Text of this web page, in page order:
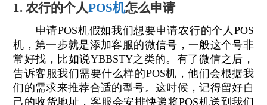
1. 农行的个人POS机怎么申请
申请POS机假如我们想要申请农行的个人POS
机，第一步就是添加客服的微信号，一般这个号非
常好找，比如说YBBSTY之类的。有了微信之后，
告诉客服我们需要什么样的POS机，他们会根据我
们的需求来推荐合适的型号。这时候，记得留好自
己的收货地址，客服会安排快递将POS机送到我们